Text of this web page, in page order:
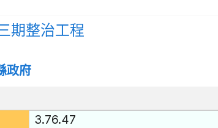
期整治工程
政府
3.76.47